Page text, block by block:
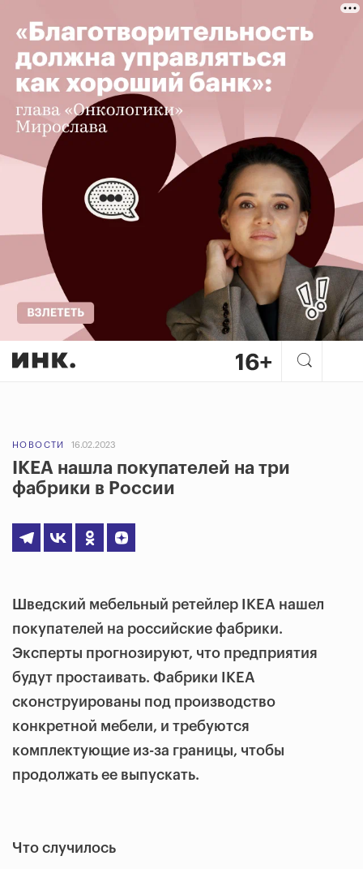
НОВОСТИ 16.02.2023
IKEA нашла покупателей на три
фабрики в России
Шведский мебельный ретейлер IKEA нашел
покупателей на российские фабрики.
Эксперты прогнозируют, что предприятия
будут простаивать. Фабрики IKEA
сконструированы под производство
конкретной мебели, и требуются
комплектующие из-за границы, чтобы
продолжать ее выпускать.
Что случилось